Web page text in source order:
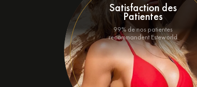
Satisfaction des
Patientes
99% de nos patientes
recommandent Esteworld